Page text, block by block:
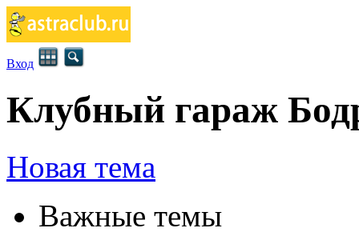
Вход
Клубный гараж
Новая тема
Важные темы